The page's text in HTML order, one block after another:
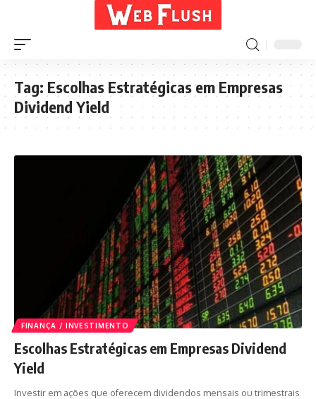
Tag:Escolhas Estratégicas em Empresas
Dividend Yield
FINANÇA / INVESTIMENTO
Escolhas Estratégicas em Empresas Dividend
Yield
Investir em ações que oferecem dividendos mensais ou trimestrais